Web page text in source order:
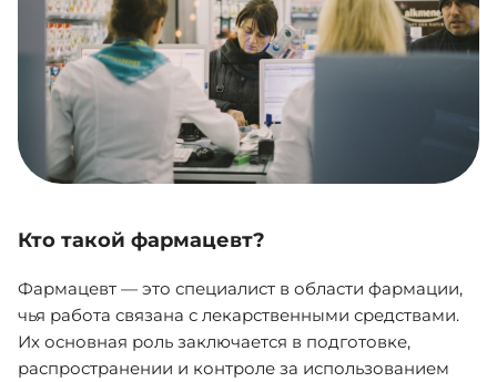
Кто такой фармацевт?
Фармацевт — это специалист в области фармации,
чья работа связана с лекарственными средствами.
Их основная роль заключается в подготовке,
распространении и контроле за использованием